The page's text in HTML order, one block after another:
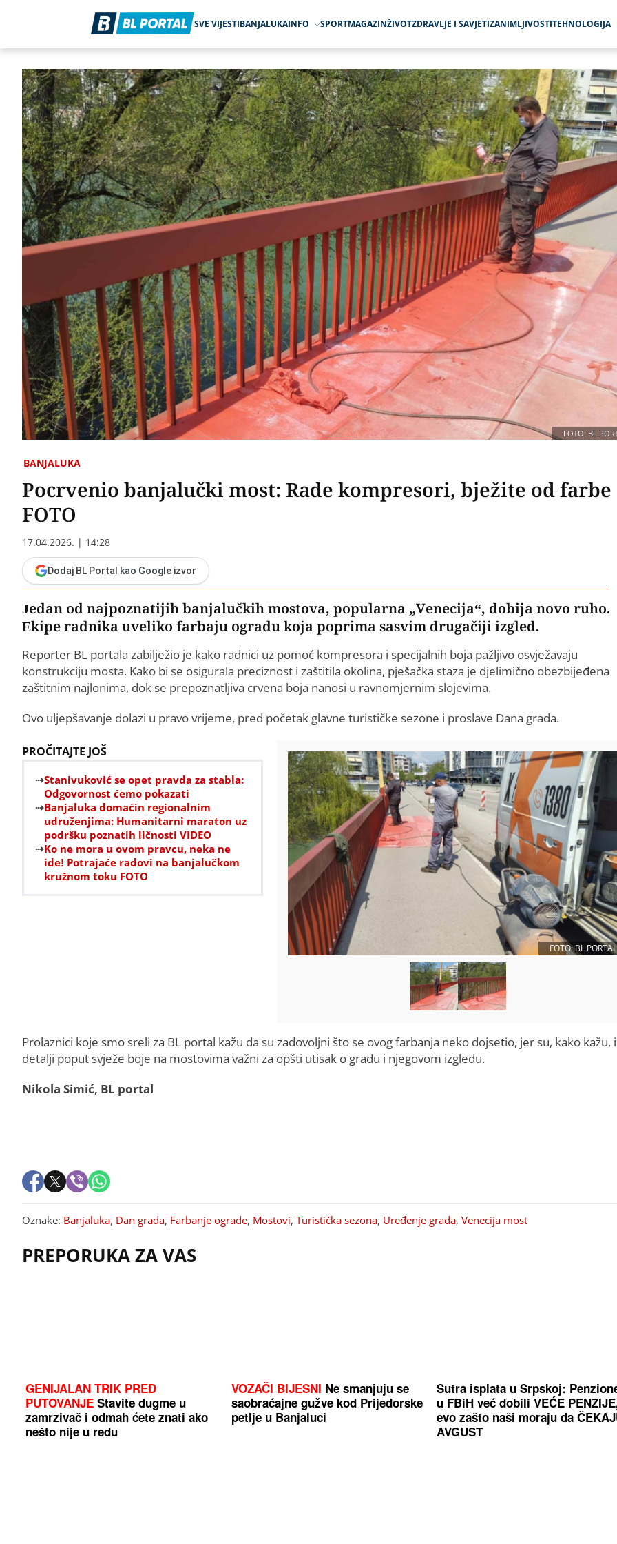
SVE VIJESTIBANJALUKAINFO SPORTMAGAZINŽIVOTZDRAVLJE I SAVJETIZANIMLJIVOSTITEHNOLOGIJA
FOTO: BL
BANJALUKA
Pocrvenio banjalučki most: Rade kompresori, bježite od farbe
FOTO
17.04.2026. | 14:28
Dodaj BL Portal kao Google izvor
Jedan od najpoznatijih banjalučkih mostova, popularna „Venecija“, dobija novo ruho.
Ekipe radnika uveliko farbaju ogradu koja poprima sasvim drugačiji izgled.
Reporter BL portala zabilježio je kako radnici uz pomoć kompresora i specijalnih boja pažljivo osvježavaju
konstrukciju mosta. Kako bi se osigurala preciznost i zaštitila okolina, pješačka staza je djelimično obezbijeđena
zaštitnim najlonima, dok se prepoznatljiva crvena boja nanosi u ravnomjernim slojevima.
Ovo uljepšavanje dolazi u pravo vrijeme, pred početak glavne turističke sezone i proslave Dana grada.
PROČITAJTE JOŠ
Stanivuković se opet pravda za stabla:
Odgovornost ćemo pokazati
Banjaluka domaćin regionalnim
udruženjima: Humanitarni maraton uz
podršku poznatih ličnosti VIDEO
Ko ne mora u ovom pravcu, neka ne
ide! Potrajaće radovi na banjalučkom
kružnom toku FOTO
FOTO: BL PORTAL
Prolaznici koje smo sreli za BL portal kažu da su zadovoljni što se ovog farbanja neko dojsetio, jer su, kako kažu, i
detalji poput svježe boje na mostovima važni za opšti utisak o gradu i njegovom izgledu.
Nikola Simić, BL portal
Oznake: Banjaluka, Dan grada, Farbanje ograde, Mostovi, Turistička sezona, Uređenje grada, Venecija most
PREPORUKA ZA VAS
GENIJALAN TRIK PRED
PUTOVANJE Stavite dugme u
zamrzivač i odmah ćete znati ako
nešto nije u redu
VOZAČI BIJESNI Ne smanjuju se
saobraćajne gužve kod Prijedorske
petlje u Banjaluci
Sutra isplata u Srpskoj:
u FBiH već dobili VEĆE
evo zašto naši moraju da
AVGUST